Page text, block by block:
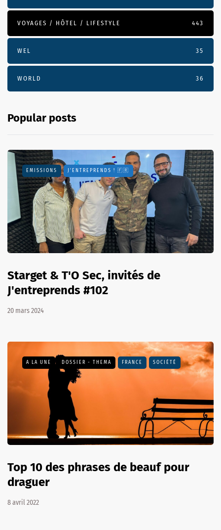
VOYAGES / HÔTEL / LIFESTYLE 443
WEL 35
WORLD 36
Popular posts
EMISSIONS J'ENTREPRENDS ! 🇫🇷
Starget & T'O Sec, invités de
J'entreprends #102
20 mars 2024
A LA UNE DOSSIER - THEMA FRANCE SOCIÉTÉ
Top 10 des phrases de beauf pour
draguer
8 avril 2022